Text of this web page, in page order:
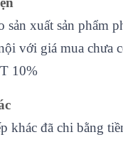
sản xuất sản phẩm
với giá mua chưa
10%
khác đã chi bằng